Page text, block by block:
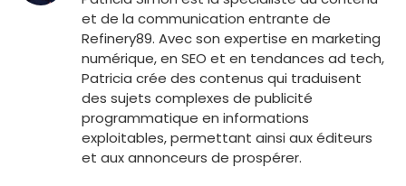
et de la communication entrante de
Refinery89. Avec son expertise en marketing
numérique, en SEO et en tendances ad tech,
Patricia crée des contenus qui traduisent
des sujets complexes de publicité
programmatique en informations
exploitables, permettant ainsi aux éditeurs
et aux annonceurs de prospérer.